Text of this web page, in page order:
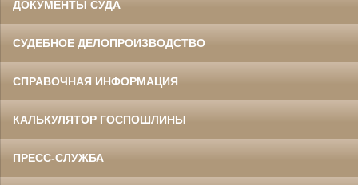
ДОКУМЕНТЫ СУДА
СУДЕБНОЕ ДЕЛОПРОИЗВОДСТВО
СПРАВОЧНАЯ ИНФОРМАЦИЯ
КАЛЬКУЛЯТОР ГОСПОШЛИНЫ
ПРЕСС-СЛУЖБА